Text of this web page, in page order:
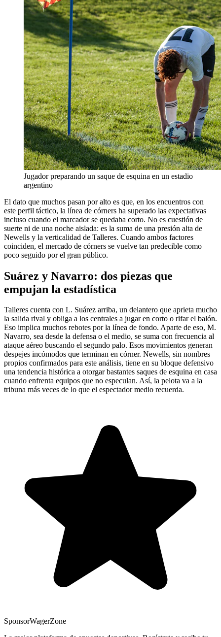
Jugador preparando un saque de esquina en un estadio
argentino
El dato que muchos pasan por alto es que, en los encuentros con
este perfil táctico, la línea de córners ha superado las expectativas
incluso cuando el marcador se quedaba corto. No es cuestión de
suerte ni de una noche aislada: es la suma de una presión alta de
Newells y la verticalidad de Talleres. Cuando ambos factores
coinciden, el mercado de córners se vuelve tan predecible como
poco seguido por el gran público.
Suárez y Navarro: dos piezas que
empujan la estadística
Talleres cuenta con L. Suárez arriba, un delantero que aprieta mucho
la salida rival y obliga a los centrales a jugar en corto o rifar el balón.
Eso implica muchos rebotes por la línea de fondo. Aparte de eso, M.
Navarro, sea desde la defensa o el medio, se suma con frecuencia al
ataque aéreo buscando el segundo palo. Esos movimientos generan
despejes incómodos que terminan en córner. Newells, sin nombres
propios confirmados para este análisis, tiene en su bloque defensivo
una tendencia histórica a otorgar bastantes saques de esquina en casa
cuando enfrenta equipos que no especulan. Así, la pelota va a la
tribuna más veces de lo que el espectador medio recuerda.
SponsorWagerZone